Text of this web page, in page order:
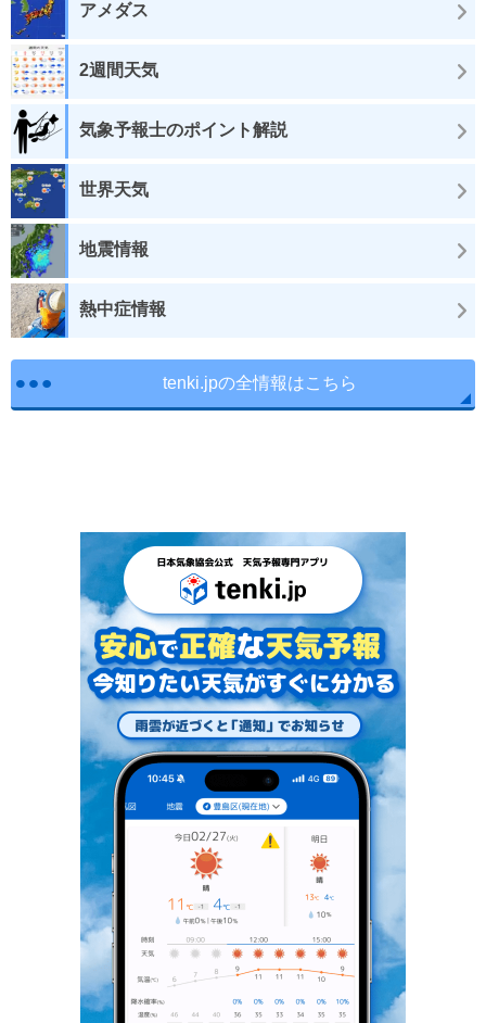
アメダス
2週間天気
気象予報士のポイント解説
世界天気
地震情報
熱中症情報
tenki.jpの全情報はこちら